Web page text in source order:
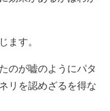
ます。
のが嘘のようにパタ
リを認めざるを得な